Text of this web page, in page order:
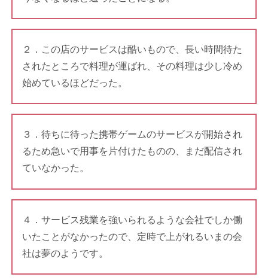
２．この店のサービスは酷いもので、長い時間待た
されたところで料理が運ばれ、その料理は少し冷め
始めているほどだった。
３．待ちに待った携帯ゲームのサービスが開始され
るため急いで用事を片付けたものの、まだ配信され
ていなかった。
４．サービス残業を強いられるような会社でしか働
いたことがなかったので、定時で上がれるいまの会
社は夢のようです。